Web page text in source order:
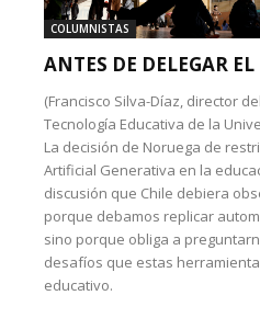
COLUMNISTAS
ANTES DE DELEGAR
(Francisco Silva-Díaz, director
Tecnología Educativa de la
La decisión de Noruega de
Artificial Generativa en la
discusión que Chile debiera
porque debamos replicar
sino porque obliga a
desafíos que estas
educativo.